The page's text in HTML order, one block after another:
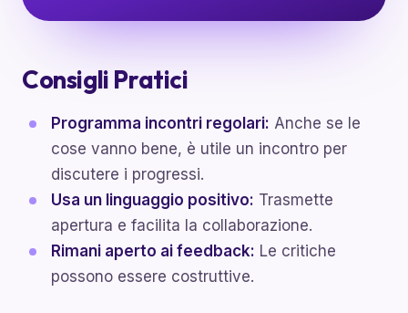
Consigli Pratici
Programma incontri regolari: Anche se le
cose vanno bene, è utile un incontro per
discutere i progressi.
Usa un linguaggio positivo: Trasmette
apertura e facilita la collaborazione.
Rimani aperto ai feedback: Le critiche
possono essere costruttive.